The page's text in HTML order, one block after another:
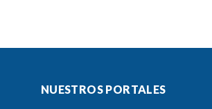
NUESTROS PORTALES